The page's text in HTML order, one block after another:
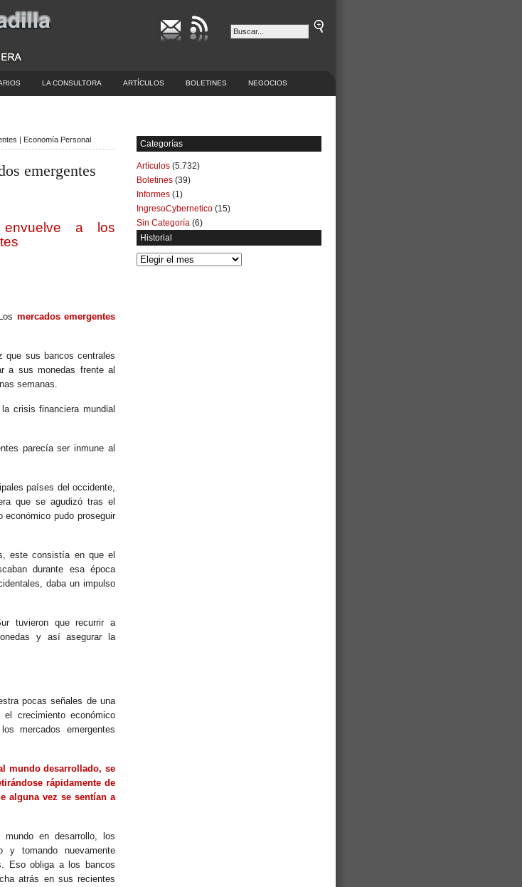
LA CONSULTORA ARTÍCULOS BOLETINES NEGOCIOS
| Economía Personal
emergentes
a los
mercados emergentes
que sus bancos centrales
a sus monedas frente al
semanas.
crisis financiera mundial
parecía ser inmune al
países del occidente,
que se agudizó tras el
económico pudo proseguir
este consistía en que el
durante esa época
daba un impulso
tuvieron que recurrir a
y así asegurar la
pocas señales de una
crecimiento económico
mercados emergentes
mundo desarrollado, se
rápidamente de
alguna vez se sentían a
en desarrollo, los
y tomando nuevamente
Eso obliga a los bancos
atrás en sus recientes
Categorías
Artículos (5.732)
Boletines (39)
Informes (1)
IngresoCybernetico (15)
Sin Categoría (6)
Historial
Historial